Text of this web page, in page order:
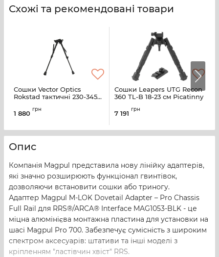
Схожі та рекомендовані товари
Сошки Vector Optics
Rokstad тактичні 230-345
1 880
грн
Сошки Leapers UTG Recon
360 TL-B 18-23 см Picatinny
7 191
грн
Опис
Компанія Magpul представила нову лінійку адаптерів,
які значно розширюють функціонал гвинтівок,
дозволяючи встановити сошки або триногу.
Адаптер Magpul M-LOK Dovetail Adapter – Pro Chassis
Full Rail для RRS®/ARCA® Interface MAG1053-BLK - це
міцна алюмінієва монтажна пластина для установки на
шасі Magpul Pro 700. Забезпечує сумісність з широким
спектром аксесуарів: штативи та інші моделі з
кріпленням "ластівчин хвіст" RRS.